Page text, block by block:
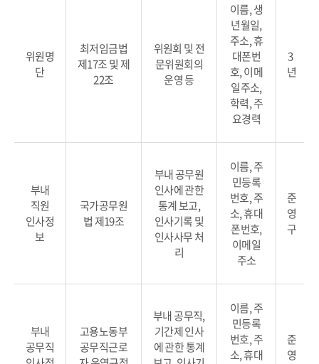
위원명
단
최저임금법
제17조 및 제
22조
위원회 및 전
문위원회의
운영 등
이름, 생
년월일,
주소, 휴
대폰번
호, 이메
일주소,
학력, 주
요경력
3
년
부내
직원
인사정
보
국가공무원
법 제19조
부내 공무원
인사에 관한
통계 보고,
인사기록 및
인사사무 처
리
이름, 주
민등록
번호, 주
소, 휴대
폰번호,
이메일
주소
준
영
구
부내
공무직
고용노동부
공무직근로
부내 공무직,
기간제 인사
에 관한 통계
이름, 주
민등록
번호, 주
소, 휴대
준
영